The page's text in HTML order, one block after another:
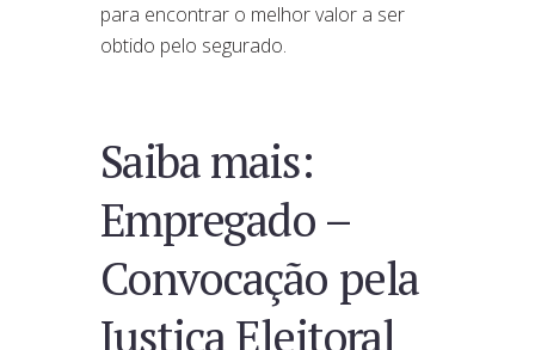
para encontrar o melhor valor a ser
obtido pelo segurado.
Saiba mais:
Empregado –
Convocação pela
Justiça Eleitoral